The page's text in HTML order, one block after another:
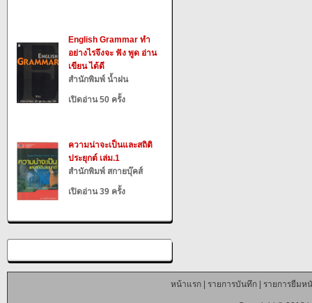
English Grammar ทำ
อย่างไรจึงจะ ฟัง พูด อ่าน
เขียน ได้ดี
สำนักพิมพ์ น้ำฝน
เปิดอ่าน 50 ครั้ง
ความน่าจะเป็นและสถิติ
ประยุกต์ เล่ม.1
สำนักพิมพ์ สกายบุ๊คส์
เปิดอ่าน 39 ครั้ง
หน้าแรก| รายการบันทึก| รายการยืมห